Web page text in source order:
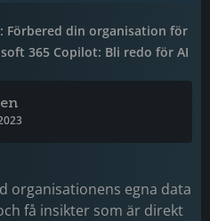
Förbered din organisation för
365 Copilot: Bli redo för AI
organisationens egna data
få insikter som är direkt